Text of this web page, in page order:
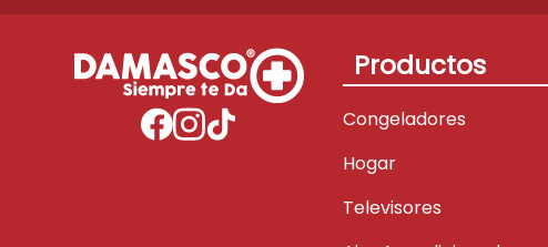
Productos
Congeladores
Hogar
Televisores